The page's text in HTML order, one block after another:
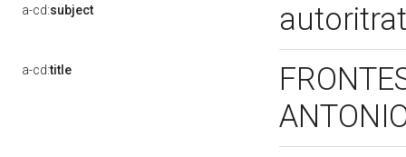
a-cd:subject
a-cd:title